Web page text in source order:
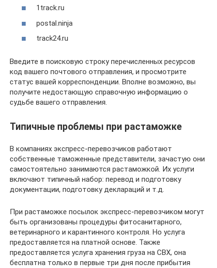
1track.ru
postal.ninja
track24.ru
Введите в поисковую строку перечисленных ресурсов
код вашего почтового отправления, и просмотрите
статус вашей корреспонденции. Вполне возможно, вы
получите недостающую справочную информацию о
судьбе вашего отправления.
Типичные проблемы при растаможке
В компаниях экспресс-перевозчиков работают
собственные таможенные представители, зачастую они
самостоятельно занимаются растаможкой. Их услуги
включают типичный набор: перевод и подготовку
документации, подготовку деклараций и т.д.
При растаможке посылок экспресс-перевозчиком могут
быть организованы процедуры фитосанитарного,
ветеринарного и карантинного контроля. Но услуга
предоставляется на платной основе. Также
предоставляется услуга хранения груза на СВХ, она
бесплатна только в первые три дня после прибытия